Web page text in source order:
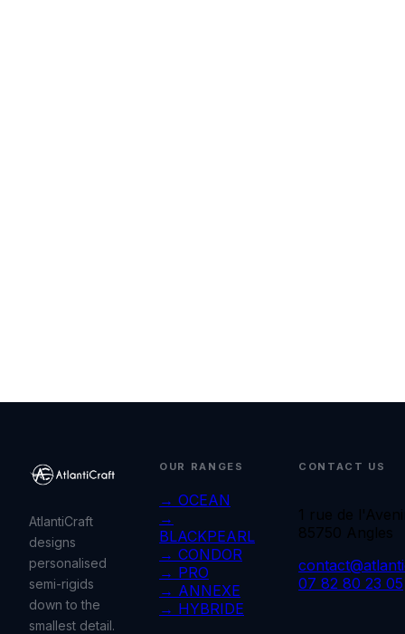
AtlantiCraft
designs
personalised
semi-rigids
down to the
smallest detail.
OUR RANGES
→ OCEAN
→
BLACKPEARL
→ CONDOR
→ PRO
→ ANNEXE
→ HYBRIDE
CONTACT US
1 rue de
85750 Angles
07 82 80 23 05